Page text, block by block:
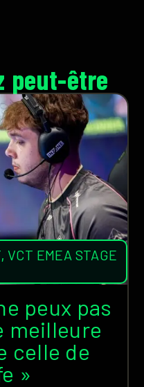
peut-être
,VCT EMEA STAGE
peux pas
meilleure
celle de
»